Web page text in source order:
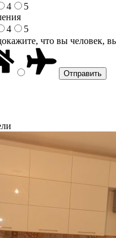
4
5
4
5
что вы человек,